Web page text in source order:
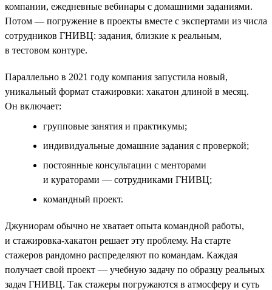
компании, ежедневные вебинары с домашними заданиями.
Потом — погружение в проекты вместе с экспертами из числа
сотрудников ГНИВЦ: задания, близкие к реальным,
в тестовом контуре.
Параллельно в 2021 году компания запустила новый,
уникальный формат стажировки: хакатон длиной в месяц.
Он включает:
групповые занятия и практикумы;
индивидуальные домашние задания с проверкой;
постоянные консультации с менторами
и кураторами — сотрудниками ГНИВЦ;
командный проект.
Джуниорам обычно не хватает опыта командной работы,
и стажировка-хакатон решает эту проблему. На старте
стажеров рандомно распределяют по командам. Каждая
получает свой проект — учебную задачу по образцу реальных
задач ГНИВЦ. Так стажеры погружаются в атмосферу и суть